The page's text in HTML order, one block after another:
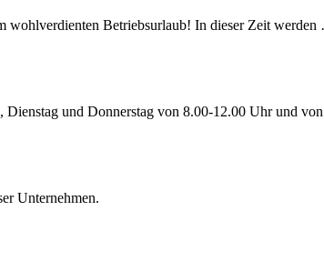
wohlverdienten Betriebsurlaub! In dieser Zeit
Dienstag und Donnerstag von 8.00-12.00 Uhr und
Unternehmen.